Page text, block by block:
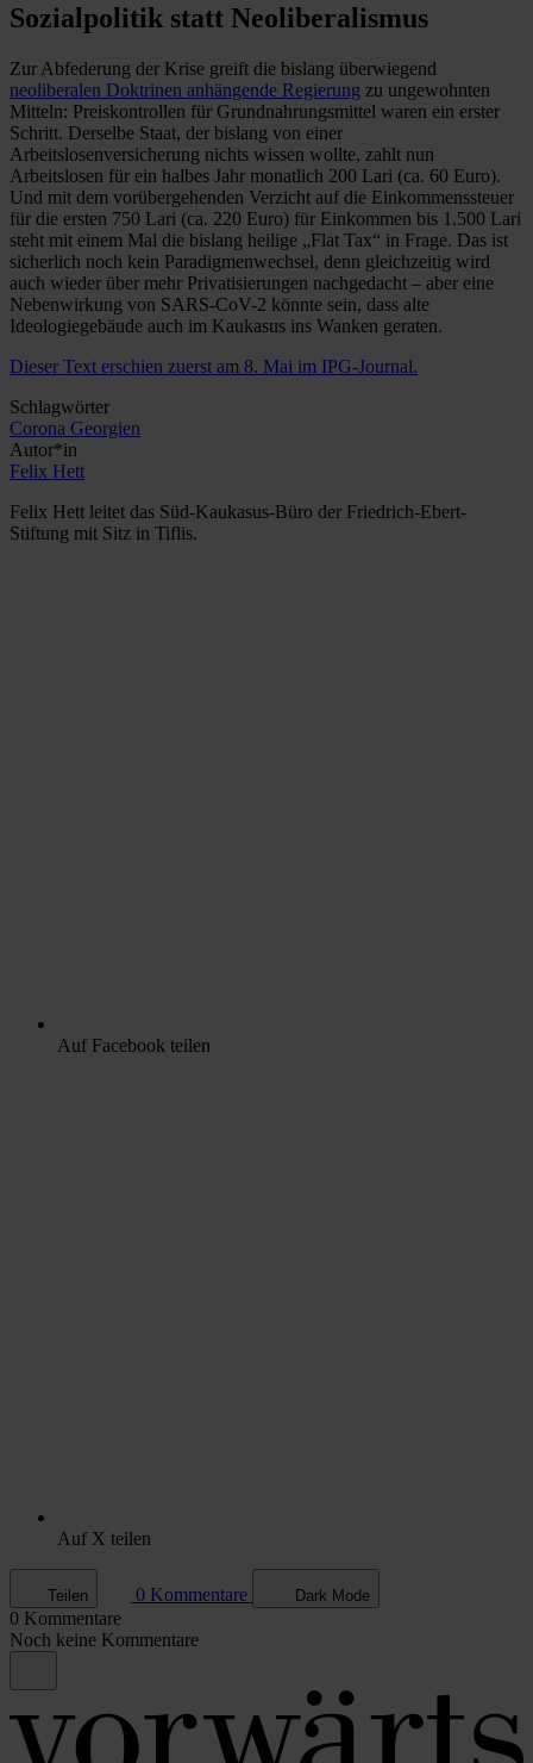
Sozialpolitik statt Neoliberalismus
Zur Abfederung der Krise greift die bislang überwiegend
neoliberalen Doktrinen anhängende Regierung zu ungewohnten
Mitteln: Preiskontrollen für Grundnahrungsmittel waren ein erster
Schritt. Derselbe Staat, der bislang von einer
Arbeitslosenversicherung nichts wissen wollte, zahlt nun
Arbeitslosen für ein halbes Jahr monatlich 200 Lari (ca. 60 Euro).
Und mit dem vorübergehenden Verzicht auf die Einkommenssteuer
für die ersten 750 Lari (ca. 220 Euro) für Einkommen bis 1.500 Lari
steht mit einem Mal die bislang heilige „Flat Tax“ in Frage. Das ist
sicherlich noch kein Paradigmenwechsel, denn gleichzeitig wird
auch wieder über mehr Privatisierungen nachgedacht – aber eine
Nebenwirkung von SARS-CoV-2 könnte sein, dass alte
Ideologiegebäude auch im Kaukasus ins Wanken geraten.
Dieser Text erschien zuerst am 8. Mai im IPG-Journal.
Schlagwörter
Corona Georgien
Autor*in
Felix Hett
Felix Hett leitet das Süd-Kaukasus-Büro der Friedrich-Ebert-
Stiftung mit Sitz in Tiflis.
Auf Facebook teilen
Auf X teilen
Teilen 0 Kommentare Dark Mode
0 Kommentare
Noch keine Kommentare